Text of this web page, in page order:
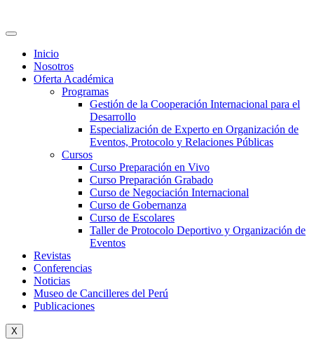
Inicio
Nosotros
Oferta Académica
Programas
Gestión de la Cooperación Internacional para el
Desarrollo
Especialización de Experto en Organización de
Eventos, Protocolo y Relaciones Públicas
Cursos
Curso Preparación en Vivo
Curso Preparación Grabado
Curso de Negociación Internacional
Curso de Gobernanza
Curso de Escolares
Taller de Protocolo Deportivo y Organización de
Eventos
Revistas
Conferencias
Noticias
Museo de Cancilleres del Perú
Publicaciones
X